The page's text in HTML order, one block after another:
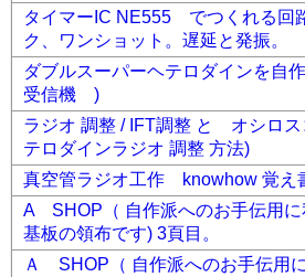
タイマーIC NE555 でつくれる回
ク、ワンショット。遅延と発振。
ダブルスーパーヘテロダインを自
受信機 )
ラジオ 調整 / IFT調整 と オシロス
テロダインラジオ 調整 方法)
真空管ラジオ工作 knowhow 覚え
A SHOP（ 自作派へのお手伝用に
基板の領布です) 3頁目。
Ａ SHOP（ 自作派へのお手伝用